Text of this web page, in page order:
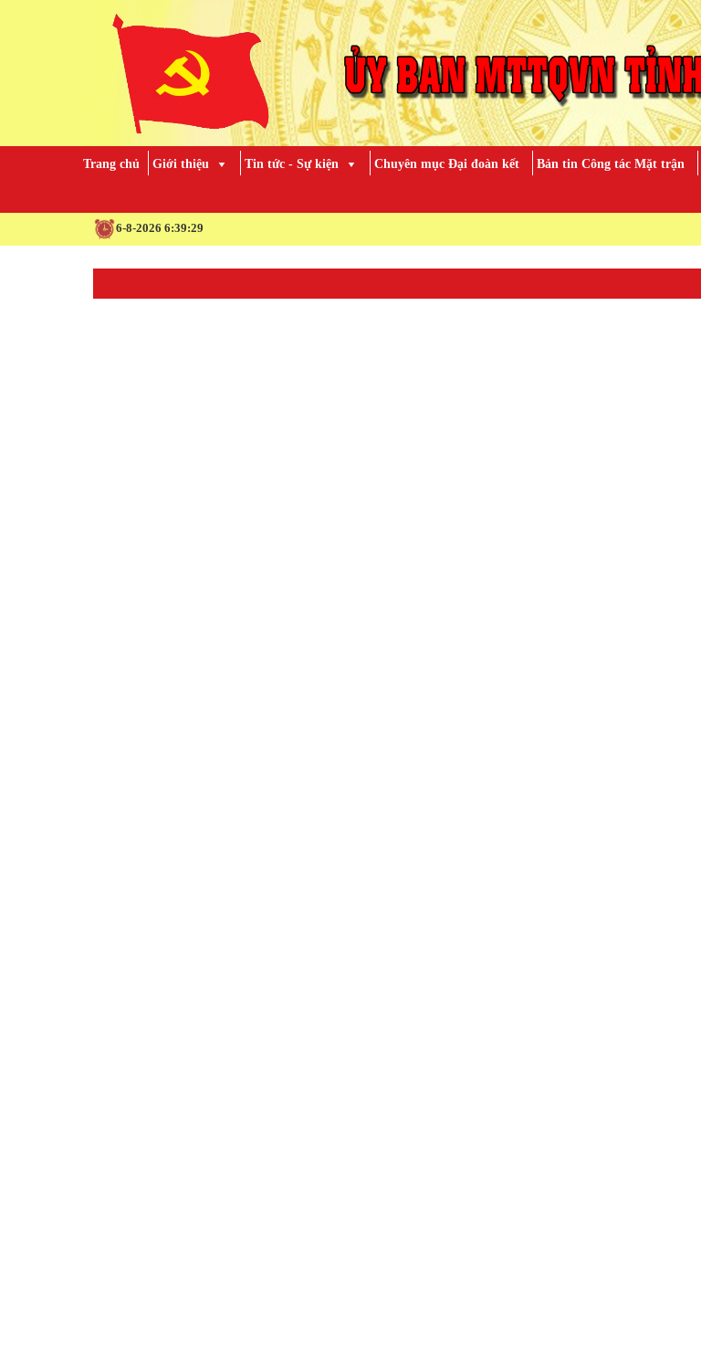
Trang chủ Giới thiệu Tin tức - Sự kiện Chuyên mục Đại đoàn kết Bản tin Công tác Mặt trận
6-8-2026 6:39:30